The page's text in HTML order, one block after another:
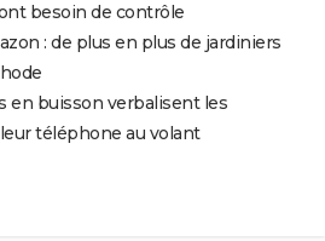
besoin de contrôle
: de plus en plus de jardiniers
en buisson verbalisent les
téléphone au volant